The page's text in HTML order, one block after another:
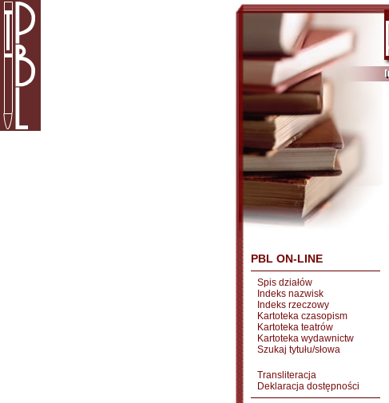
PBL ON-LINE
Spis działów
Indeks nazwisk
Indeks rzeczowy
Kartoteka czasopism
Kartoteka teatrów
Kartoteka wydawnictw
Szukaj tytułu/słowa
Transliteracja
Deklaracja dostępności